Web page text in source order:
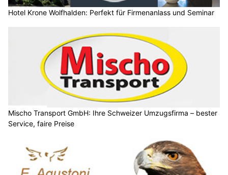
Hotel Krone Wolfhalden: Perfekt für Firmenanlass und Seminar
Mischo Transport GmbH: Ihre Schweizer Umzugsfirma – bester
Service, faire Preise